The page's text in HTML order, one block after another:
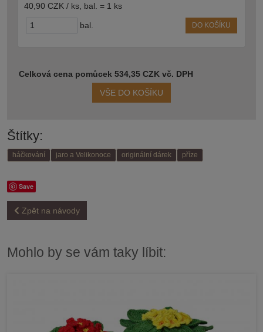
40,90 CZK / ks bal. = 1 ks
bal. DO KOŠÍKU
Celková cena pomůcek 534,35 CZK vč. DPH
VŠE DO KOŠÍKU
Štítky:
háčkování jaro a Velikonoce originální dárek příze
Save
Zpět na návody
Mohlo by se vám taky líbit: